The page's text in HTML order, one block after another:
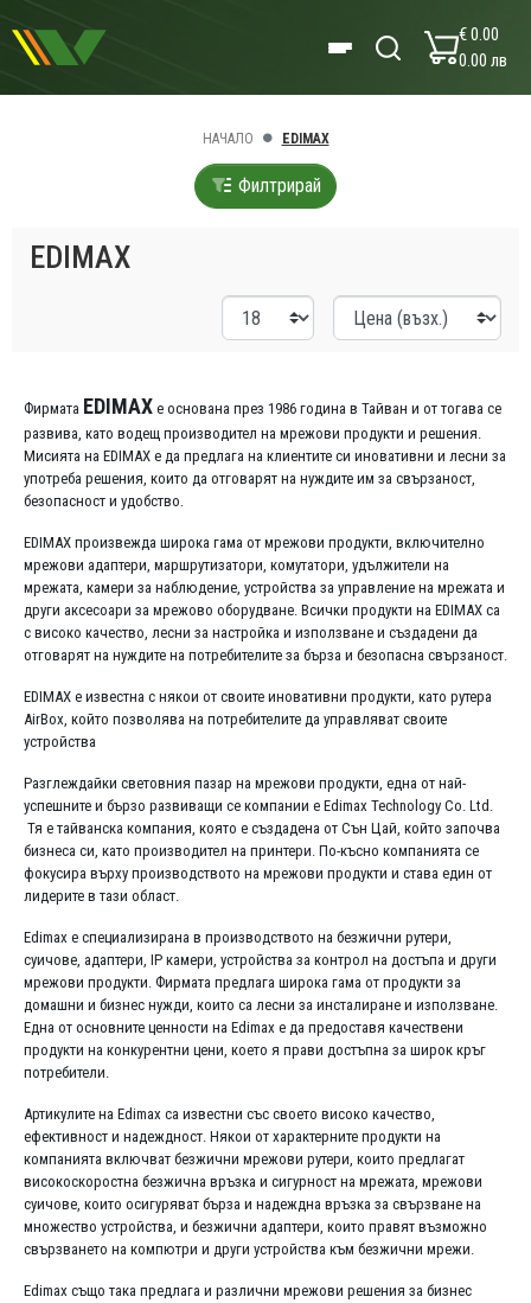
€ 0.00
0.00 лв
НАЧАЛО EDIMAX
Филтрирай
EDIMAX
Фирмата EDIMAX е основана през 1986 година в Тайван и от тогава се
развива, като водещ производител на мрежови продукти и решения.
Мисията на EDIMAX е да предлага на клиентите си иновативни и лесни за
употреба решения, които да отговарят на нуждите им за свързаност,
безопасност и удобство.
EDIMAX произвежда широка гама от мрежови продукти, включително
мрежови адаптери, маршрутизатори, комутатори, удължители на
мрежата, камери за наблюдение, устройства за управление на мрежата и
други аксесоари за мрежово оборудване. Всички продукти на EDIMAX са
с високо качество, лесни за настройка и използване и създадени да
отговарят на нуждите на потребителите за бърза и безопасна свързаност.
EDIMAX е известна с някои от своите иновативни продукти, като рутера
AirBox, който позволява на потребителите да управляват своите
устройства
Разглеждайки световния пазар на мрежови продукти, една от най-
успешните и бързо развиващи се компании е Edimax Technology Co. Ltd.
Тя е тайванска компания, която е създадена от Сън Цай, който започва
бизнеса си, като производител на принтери. По-късно компанията се
фокусира върху производството на мрежови продукти и става един от
лидерите в тази област.
Edimax е специализирана в производството на безжични рутери,
суичове, адаптери, IP камери, устройства за контрол на достъпа и други
мрежови продукти. Фирмата предлага широка гама от продукти за
домашни и бизнес нужди, които са лесни за инсталиране и използване.
Една от основните ценности на Edimax е да предоставя качествени
продукти на конкурентни цени, което я прави достъпна за широк кръг
потребители.
Артикулите на Edimax са известни със своето високо качество,
ефективност и надеждност. Някои от характерните продукти на
компанията включват безжични мрежови рутери, които предлагат
високоскоростна безжична връзка и сигурност на мрежата, мрежови
суичове, които осигуряват бърза и надеждна връзка за свързване на
множество устройства, и безжични адаптери, които правят възможно
свързването на компютри и други устройства към безжични мрежи.
Edimax също така предлага и различни мрежови решения за бизнес